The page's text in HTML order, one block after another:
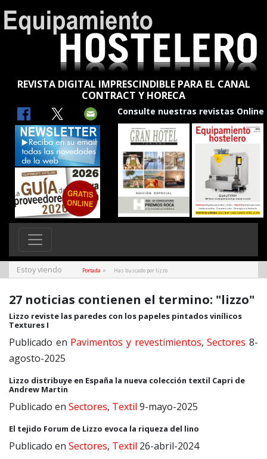
REVISTA DIGITAL IMPRESCINDIBLE PARA EL CANAL
CONTRACT Y HORECA
Consulte nuestras revistas Online
Estoy viendo Portada » Has buscado por lizzo
27 noticias contienen el termino: "lizzo"
Lizzo reviste las paredes con los papeles pintados vinílicos
Textures I
Publicado en Pavimentos y revestimientos,Sectores 8-
agosto-2025
Lizzo distribuye en España la nueva colección textil Capri de
Andrew Martin
Publicado en Sectores, Textil 9-mayo-2025
El tejido Forum de Lizzo evoca la riqueza del lino
Publicado en Sectores, Textil 26-abril-2024